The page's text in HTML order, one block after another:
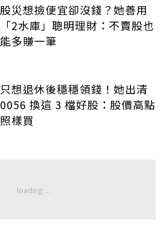
股災想撿便宜卻沒錢？她善用
「2水庫」聰明理財：不賣股也
能多賺一筆
只想退休後穩穩領錢！她出清
0056 換這 3 檔好股：股價高點
照樣買